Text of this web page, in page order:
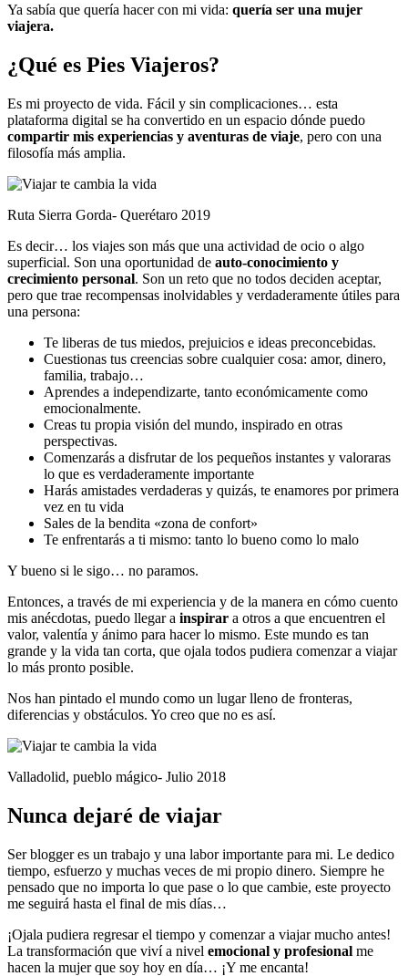
Ya sabía que quería hacer con mi vida: quería ser una mujer
viajera.
¿Qué es Pies Viajeros?
Es mi proyecto de vida. Fácil y sin complicaciones… esta
plataforma digital se ha convertido en un espacio dónde puedo
compartir mis experiencias y aventuras de viaje, pero con una
filosofía más amplia.
Ruta Sierra Gorda- Querétaro 2019
Es decir… los viajes son más que una actividad de ocio o algo
superficial. Son una oportunidad de auto-conocimiento y
crecimiento personal. Son un reto que no todos deciden aceptar,
pero que trae recompensas inolvidables y verdaderamente útiles para
una persona:
Te liberas de tus miedos, prejuicios e ideas preconcebidas.
Cuestionas tus creencias sobre cualquier cosa: amor, dinero,
familia, trabajo…
Aprendes a independizarte, tanto económicamente como
emocionalmente.
Creas tu propia visión del mundo, inspirado en otras
perspectivas.
Comenzarás a disfrutar de los pequeños instantes y valoraras
lo que es verdaderamente importante
Harás amistades verdaderas y quizás, te enamores por primera
vez en tu vida
Sales de la bendita «zona de confort»
Te enfrentarás a ti mismo: tanto lo bueno como lo malo
Y bueno si le sigo… no paramos.
Entonces, a través de mi experiencia y de la manera en cómo cuento
mis anécdotas, puedo llegar a inspirar a otros a que encuentren el
valor, valentía y ánimo para hacer lo mismo. Este mundo es tan
grande y la vida tan corta, que ojala todos pudiera comenzar a viajar
lo más pronto posible.
Nos han pintado el mundo como un lugar lleno de fronteras,
diferencias y obstáculos. Yo creo que no es así.
Valladolid, pueblo mágico- Julio 2018
Nunca dejaré de viajar
Ser blogger es un trabajo y una labor importante para mi. Le dedico
tiempo, esfuerzo y muchas veces de mi propio dinero. Siempre he
pensado que no importa lo que pase o lo que cambie, este proyecto
me seguirá hasta el final de mis días…
¡Ojala pudiera regresar el tiempo y comenzar a viajar mucho antes!
La transformación que viví a nivel emocional y profesional me
hacen la mujer que soy hoy en día… ¡Y me encanta!